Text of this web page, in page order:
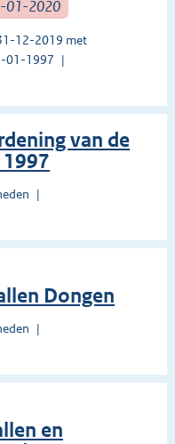
01-2020
12-2019 met
01-1997
van de
Dongen
en